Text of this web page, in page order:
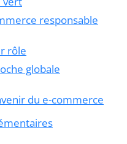
responsable
rôle
globale
du e-commerce